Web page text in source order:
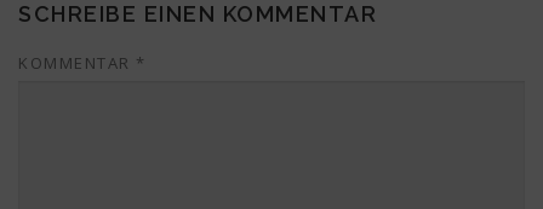
SCHREIBE EINEN KOMMENTAR
KOMMENTAR *